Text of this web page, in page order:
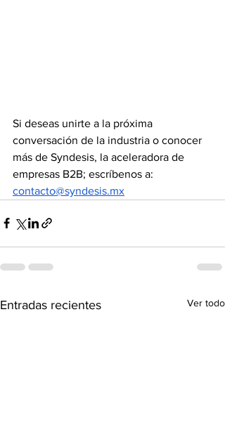
Si deseas unirte a la próxima
conversación de la industria o conocer
más de Syndesis, la aceleradora de
empresas B2B; escríbenos a:
contacto@syndesis.mx
Entradas recientes Ver todo